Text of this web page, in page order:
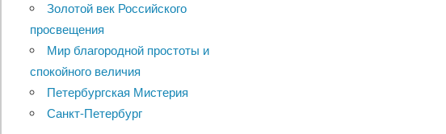
Золотой век Российского
просвещения
Мир благородной простоты и
спокойного величия
Петербургская Мистерия
Санкт-Петербург